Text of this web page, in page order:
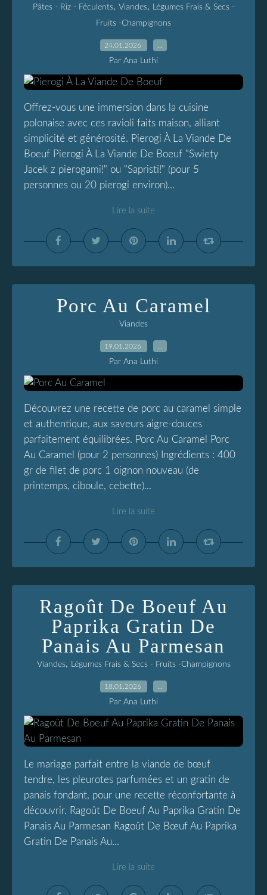
Pâtes - Riz - Féculents, Viandes, Légumes Frais & Secs -
Fruits -Champignons
24.01.2026
Par Ana Luthi
Offrez-vous une immersion dans la cuisine
polonaise avec ces ravioli faits maison, alliant
simplicité et générosité. Pierogi À La Viande De
Boeuf Pierogi À La Viande De Boeuf "Swiety
Jacek z pierogami!" ou "Sapristi!" (pour 5
personnes ou 20 pierogi environ)...
Lire la suite
Porc Au Caramel
Viandes
19.01.2026
Par Ana Luthi
Découvrez une recette de porc au caramel simple
et authentique, aux saveurs aigre-douces
parfaitement équilibrées. Porc Au Caramel Porc
Au Caramel (pour 2 personnes) Ingrédients : 400
gr de filet de porc 1 oignon nouveau (de
printemps, ciboule, cebette)...
Lire la suite
Ragoût De Boeuf Au
Paprika Gratin De
Panais Au Parmesan
Viandes, Légumes Frais & Secs - Fruits -Champignons
18.01.2026
Par Ana Luthi
Le mariage parfait entre la viande de bœuf
tendre, les pleurotes parfumées et un gratin de
panais fondant, pour une recette réconfortante à
découvrir. Ragoût De Boeuf Au Paprika Gratin De
Panais Au Parmesan Ragoût De Bœuf Au Paprika
Gratin De Panais Au...
Lire la suite